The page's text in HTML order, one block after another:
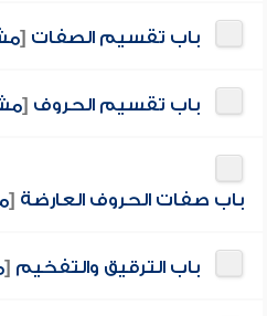
باب تقسيم الصفات [
باب تقسيم الحروف [
باب صفات الحروف العارضة [
باب الترقيق والتفخيم [